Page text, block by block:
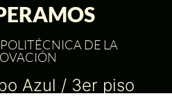
DE LA
Azul / 3er piso